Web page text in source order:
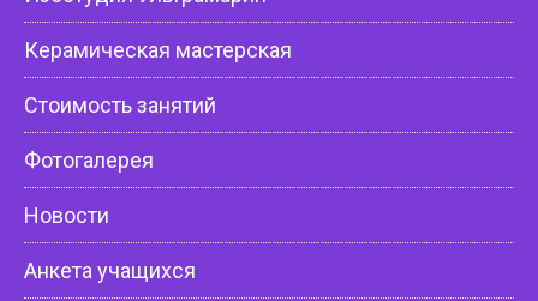
Керамическая мастерская
Стоимость занятий
Фотогалерея
Новости
Анкета учащихся